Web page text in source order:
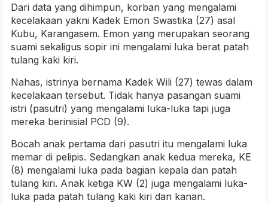
Dari data yang dihimpun, korban yang mengalami
kecelakaan yakni Kadek Emon Swastika (27) asal
Kubu, Karangasem. Emon yang merupakan seorang
suami sekaligus sopir ini mengalami luka berat patah
tulang kaki kiri.
Nahas, istrinya bernama Kadek Wili (27) tewas dalam
kecelakaan tersebut. Tidak hanya pasangan suami
istri (pasutri) yang mengalami luka-luka tapi juga
mereka berinisial PCD (9).
Bocah anak pertama dari pasutri itu mengalami luka
memar di pelipis. Sedangkan anak kedua mereka, KE
(8) mengalami luka pada bagian kepala dan patah
tulang kiri. Anak ketiga KW (2) juga mengalami luka-
luka pada patah tulang kaki kiri dan kanan.